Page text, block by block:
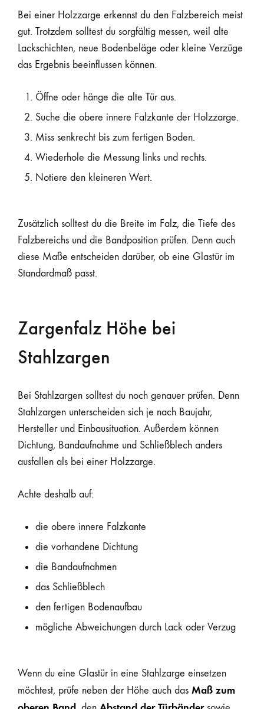
Bei einer Holzzarge erkennst du den Falzbereich meist
gut. Trotzdem solltest du sorgfältig messen, weil alte
Lackschichten, neue Bodenbeläge oder kleine Verzüge
das Ergebnis beeinflussen können.
Öffne oder hänge die alte Tür aus.
Suche die obere innere Falzkante der Holzzarge.
Miss senkrecht bis zum fertigen Boden.
Wiederhole die Messung links und rechts.
Notiere den kleineren Wert.
Zusätzlich solltest du die Breite im Falz, die Tiefe des
Falzbereichs und die Bandposition prüfen. Denn auch
diese Maße entscheiden darüber, ob eine Glastür im
Standardmaß passt.
Zargenfalz Höhe bei
Stahlzargen
Bei Stahlzargen solltest du noch genauer prüfen. Denn
Stahlzargen unterscheiden sich je nach Baujahr,
Hersteller und Einbausituation. Außerdem können
Dichtung, Bandaufnahme und Schließblech anders
ausfallen als bei einer Holzzarge.
Achte deshalb auf:
die obere innere Falzkante
die vorhandene Dichtung
die Bandaufnahmen
das Schließblech
den fertigen Bodenaufbau
mögliche Abweichungen durch Lack oder Verzug
Wenn du eine Glastür in eine Stahlzarge einsetzen
möchtest, prüfe neben der Höhe auch das Maß zum